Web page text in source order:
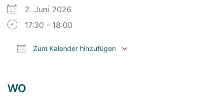
2. Juni 2026
17:30 - 18:00
Zum Kalender hinzufügen
WO